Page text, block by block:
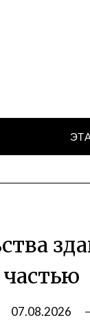
частью
07.08.2026